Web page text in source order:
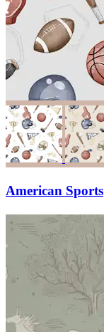
American Sports